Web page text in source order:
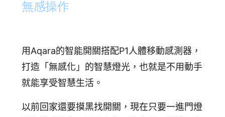
無感操作
用Aqara的智能開關搭配P1人體移動感測器，
打造「無感化」的智慧燈光，也就是不用動手
就能享受智慧生活。
以前回家還要摸黑找開關，現在只要一進門燈